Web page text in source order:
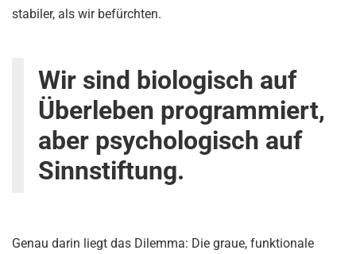
stabiler, als wir befürchten.
Wir sind biologisch auf
Überleben programmiert,
aber psychologisch auf
Sinnstiftung.
Genau darin liegt das Dilemma: Die graue, funktionale